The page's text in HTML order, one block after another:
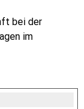
bei der
im